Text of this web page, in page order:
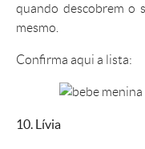
quando descobrem o
mesmo.
Confirma aqui a lista:
10. Lívia